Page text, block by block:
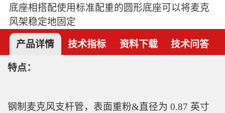
底座相搭配使用标准配重的圆形底座可以将麦克
风架稳定地固定
产品详情 技术指标 资料下载 技术问答
特点：
钢制麦克风支杆管，表面重粉&直径为 0.87 英寸